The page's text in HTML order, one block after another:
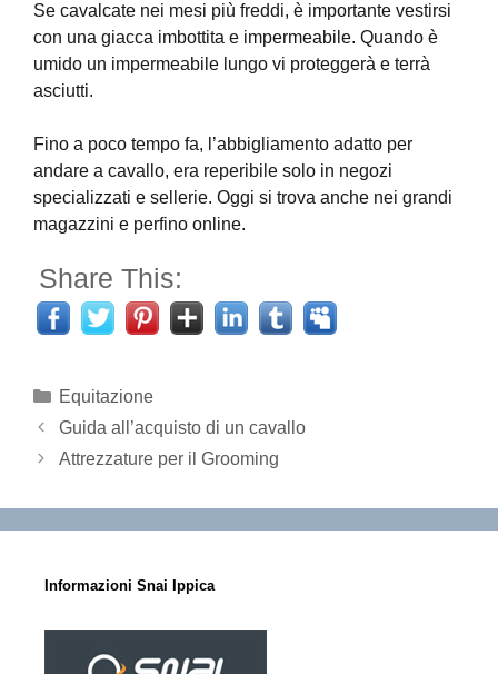
Se cavalcate nei mesi più freddi, è importante vestirsi
con una giacca imbottita e impermeabile. Quando è
umido un impermeabile lungo vi proteggerà e terrà
asciutti.
Fino a poco tempo fa, l’abbigliamento adatto per
andare a cavallo, era reperibile solo in negozi
specializzati e sellerie. Oggi si trova anche nei grandi
magazzini e perfino online.
Share This:
Categorie
Equitazione
Guida all’acquisto di un cavallo
Attrezzature per il Grooming
Informazioni Snai Ippica